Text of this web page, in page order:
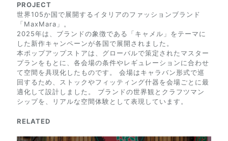
PROJECT
世界105か国で展開するイタリアのファッションブランド
「MaxMara」。
2025年は、ブランドの象徴である「キャメル」をテーマに
した新作キャンペーンが各国で展開されました。
本ポップアップストアは、グローバルで策定されたマスター
プランをもとに、各会場の条件やレギュレーションに合わせ
て空間を具現化したものです。 会場はキャラバン形式で巡
回するため、ストックやフィッティング什器を会場ごとに最
適化して設計しました。 ブランドの世界観とクラフツマン
シップを、リアルな空間体験として表現しています。
RELATED